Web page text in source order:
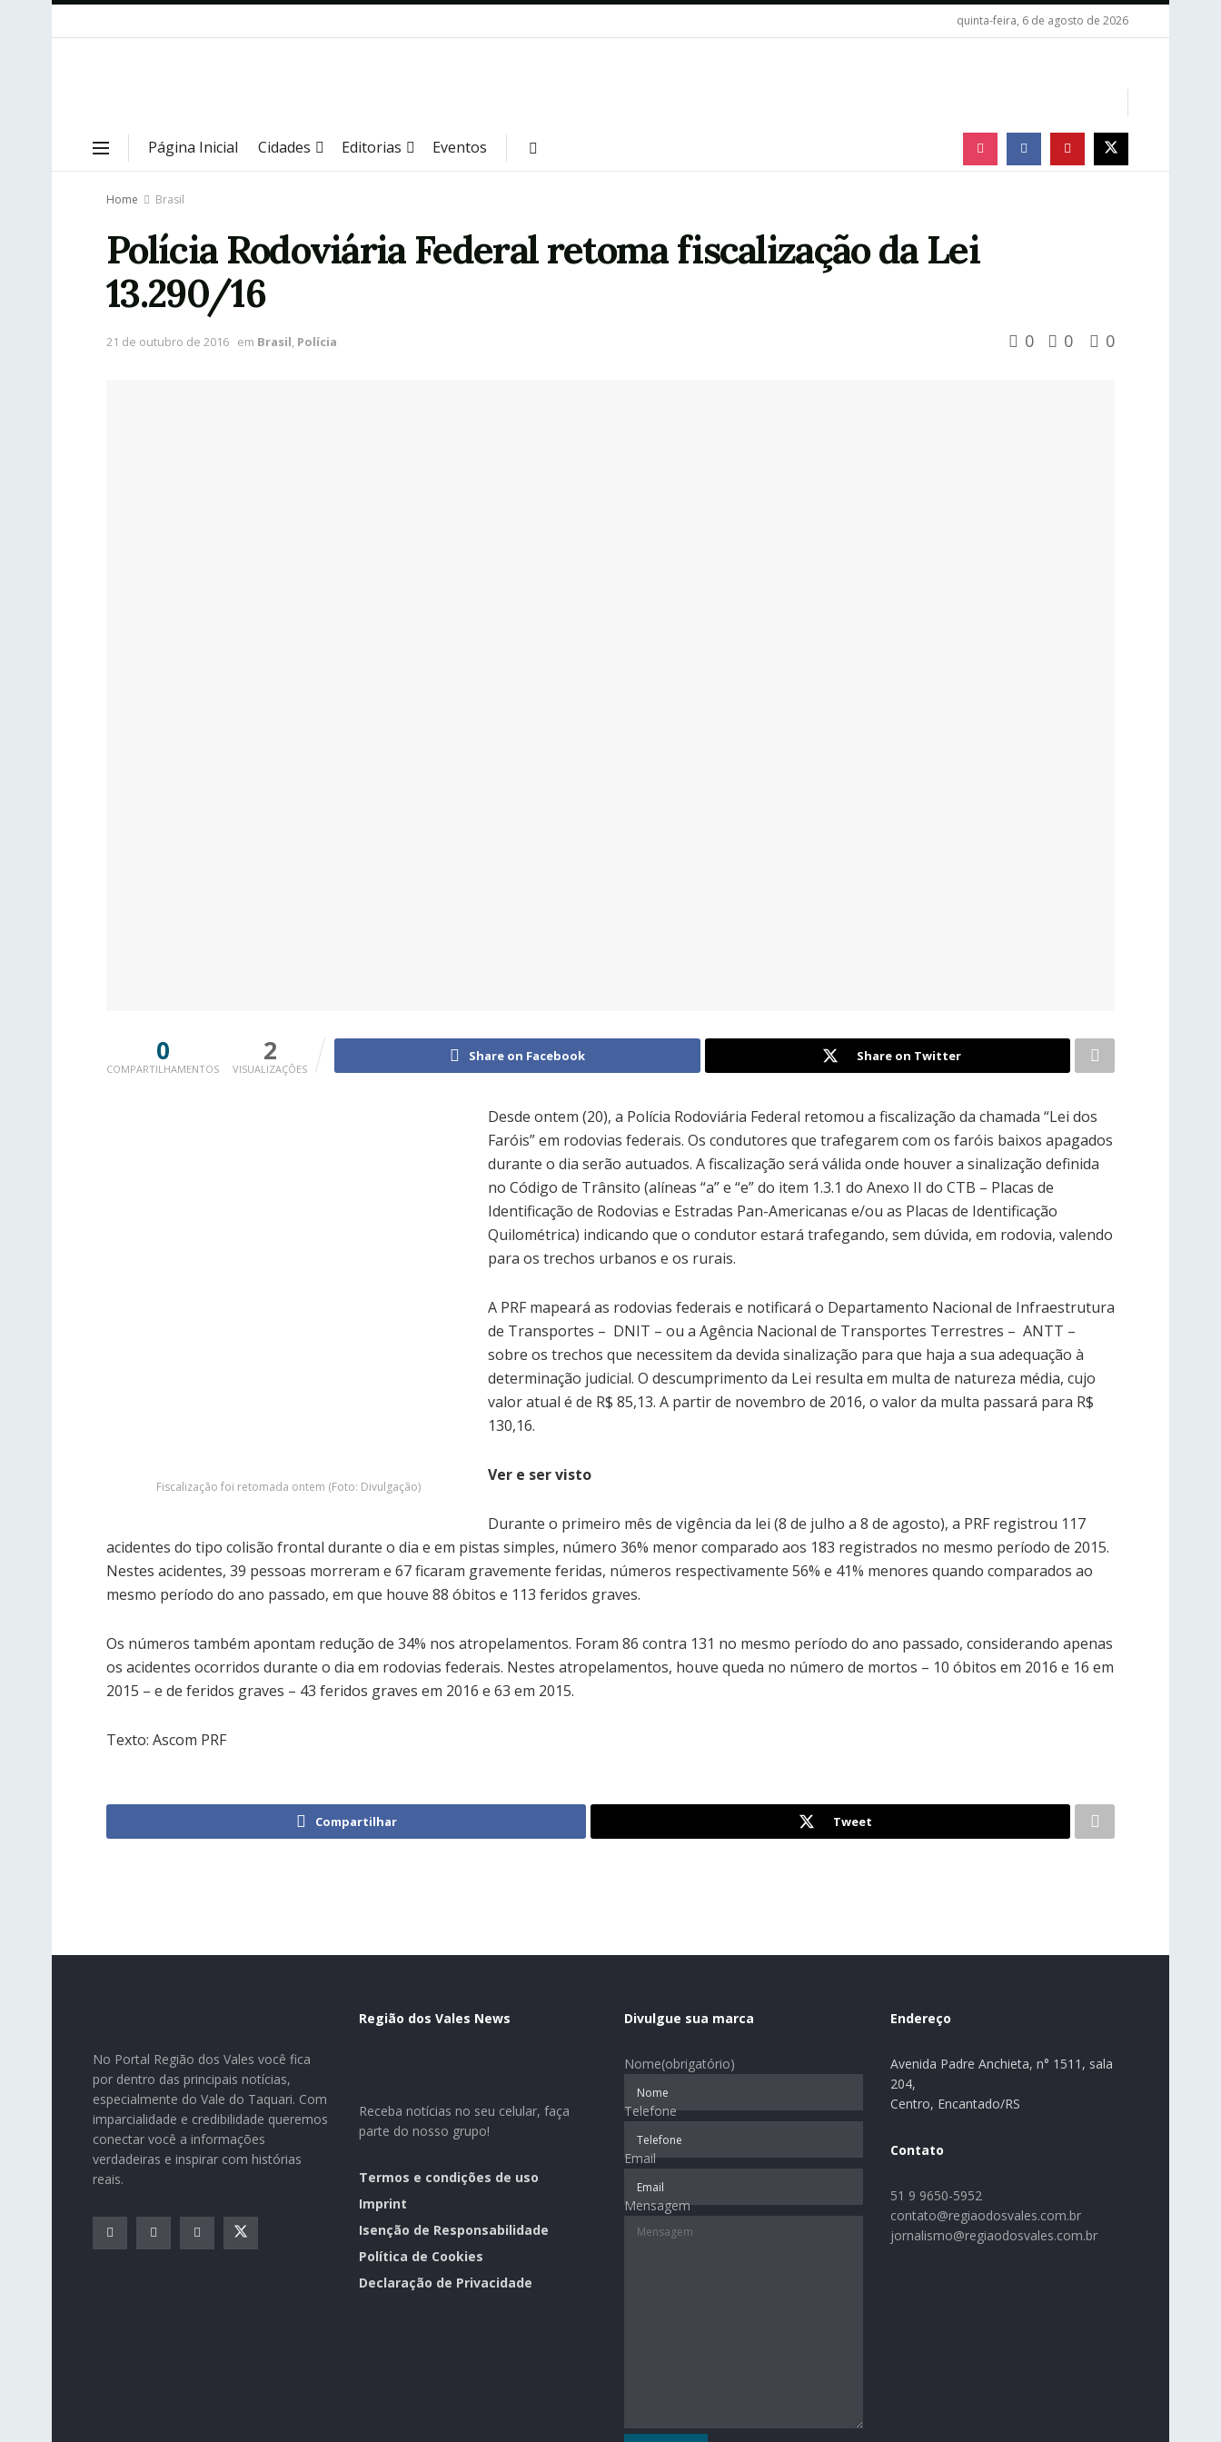
quinta-feira, 6 de agosto de 2026
Página Inicial Cidades Editorias Eventos
Home Brasil
Polícia Rodoviária Federal retoma fiscalização da Lei
13.290/16
21 de outubro de 2016 em Brasil, Polícia 0 0 0
0
COMPARTILHAMENTOS
2
VISUALIZAÇÕES
Share on Facebook Share on Twitter
Fiscalização foi retomada ontem (Foto: Divulgação)
Desde ontem (20), a Polícia Rodoviária Federal retomou a fiscalização da chamada “Lei dos
Faróis” em rodovias federais. Os condutores que trafegarem com os faróis baixos apagados
durante o dia serão autuados. A fiscalização será válida onde houver a sinalização definida
no Código de Trânsito (alíneas “a” e “e” do item 1.3.1 do Anexo II do CTB – Placas de
Identificação de Rodovias e Estradas Pan-Americanas e/ou as Placas de Identificação
Quilométrica) indicando que o condutor estará trafegando, sem dúvida, em rodovia, valendo
para os trechos urbanos e os rurais.
A PRF mapeará as rodovias federais e notificará o Departamento Nacional de Infraestrutura
de Transportes – ­ DNIT – ou a Agência Nacional de Transportes Terrestres – ­ ANTT –
sobre os trechos que necessitem da devida sinalização para que haja a sua adequação à
determinação judicial. O descumprimento da Lei resulta em multa de natureza média, cujo
valor atual é de R$ 85,13. A partir de novembro de 2016, o valor da multa passará para R$
130,16.
Ver e ser visto
Durante o primeiro mês de vigência da lei (8 de julho a 8 de agosto), a PRF registrou 117
acidentes do tipo colisão frontal durante o dia e em pistas simples, número 36% menor comparado aos 183 registrados no mesmo período de 2015.
Nestes acidentes, 39 pessoas morreram e 67 ficaram gravemente feridas, números respectivamente 56% e 41% menores quando comparados ao
mesmo período do ano passado, em que houve 88 óbitos e 113 feridos graves.
Os números também apontam redução de 34% nos atropelamentos. Foram 86 contra 131 no mesmo período do ano passado, considerando apenas
os acidentes ocorridos durante o dia em rodovias federais. Nestes atropelamentos, houve queda no número de mortos – 10 óbitos em 2016 e 16 em
2015 – e de feridos graves – 43 feridos graves em 2016 e 63 em 2015.
Texto: Ascom PRF
Compartilhar Tweet
No Portal Região dos Vales você fica
por dentro das principais notícias,
especialmente do Vale do Taquari. Com
imparcialidade e credibilidade queremos
conectar você a informações
verdadeiras e inspirar com histórias
reais.
Região dos Vales News
Receba notícias no seu celular, faça
parte do nosso grupo!
Termos e condições de uso
Imprint
Isenção de Responsabilidade
Política de Cookies
Declaração de Privacidade
Divulgue sua marca
Nome(obrigatório)
Telefone
Email
Mensagem
Endereço
Avenida Padre Anchieta, n° 1511, sala
204,
Centro, Encantado/RS
Contato
51 9 9650-5952
contato@regiaodosvales.com.br
jornalismo@regiaodosvales.com.br